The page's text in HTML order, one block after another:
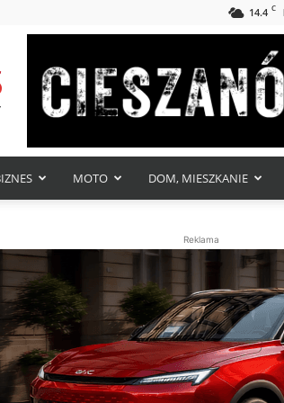
14.4 C
MOTO DOM, MIESZKANIE
Reklama